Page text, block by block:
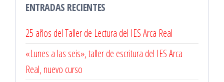
ENTRADAS RECIENTES
25 años del Taller de Lectura del IES Arca Real
«Lunes a las seis», taller de escritura del IES Arca
Real, nuevo curso